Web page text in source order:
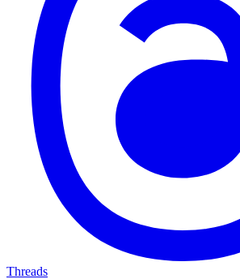
Threads